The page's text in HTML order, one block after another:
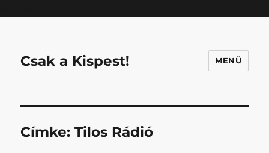
Csak a Kispest! MENÜ
Címke:Tilos Rádió